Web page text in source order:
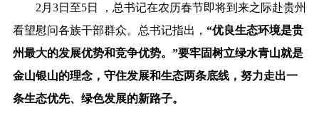
2月3日至5日 ，总书记在农历春节即将到来之际赴贵州
看望慰问各族干部群众。总书记指出， “优良生态环境是贵
州最大的发展优势和竞争优势。”要牢固树立绿水青山就是
金山银山的理念，守住发展和生态两条底线，努力走出一
条生态优先、绿色发展的新路子。